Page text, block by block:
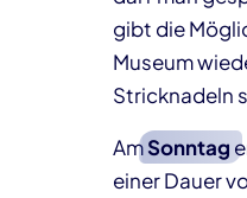
gibt die
Museum
Stricknadeln
AmSonntag
einer Dauer